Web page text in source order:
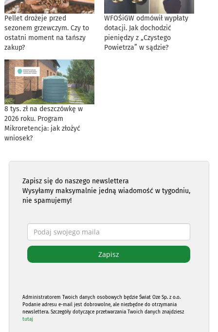
Pellet drożeje przed
sezonem grzewczym. Czy to
ostatni moment na tańszy
zakup?
WFOŚiGW odmówił wypłaty
dotacji. Jak dochodzić
pieniędzy z „Czystego
Powietrza” w sądzie?
8 tys. zł na deszczówkę w
2026 roku. Program
Mikroretencja: jak złożyć
wniosek?
Zapisz się do naszego newslettera
Wysyłamy maksymalnie jedną wiadomość w tygodniu,
nie spamujemy!
Administratorem Twoich danych osobowych będzie Świat Oze Sp. z o.o.
Podanie adresu e-mail jest dobrowolne, ale niezbędne do otrzymania
newslettera. Szczegóły dotyczące przetwarzania Twoich danych znajdziesz
tutaj